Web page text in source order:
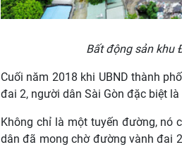
Bất động sản khu
Cuối năm 2018 khi UBND thành
đai 2, người dân Sài Gòn đặc biệt
Không chỉ là một tuyến đường, nó
dân đã mong chờ đường vành đai